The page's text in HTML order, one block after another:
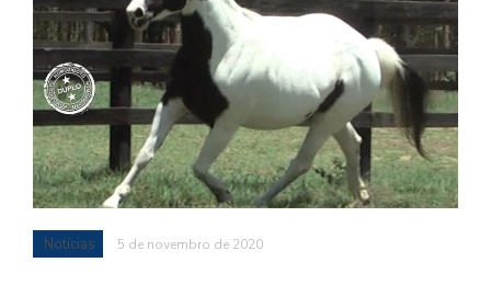
Notícias 5 de novembro de 2020